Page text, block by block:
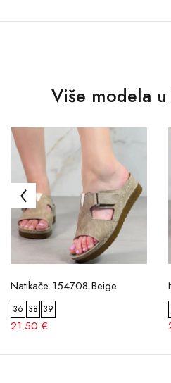
Više modela
Natikače 154708 Beige
36 38 39
21.50 €